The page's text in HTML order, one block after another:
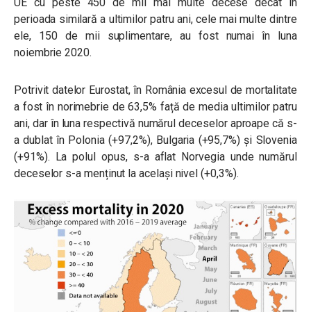
perioada similară a ultimilor patru ani, cele mai multe dintre
ele, 150 de mii suplimentare, au fost numai în luna
noiembrie 2020.
Potrivit datelor Eurostat, în România excesul de mortalitate
a fost în norimebrie de 63,5% față de media ultimilor patru
ani, dar în luna respectivă numărul deceselor aproape că s-
a dublat în Polonia (+97,2%), Bulgaria (+95,7%) și Slovenia
(+91%). La polul opus, s-a aflat Norvegia unde numărul
deceselor s-a menținut la același nivel (+0,3%).